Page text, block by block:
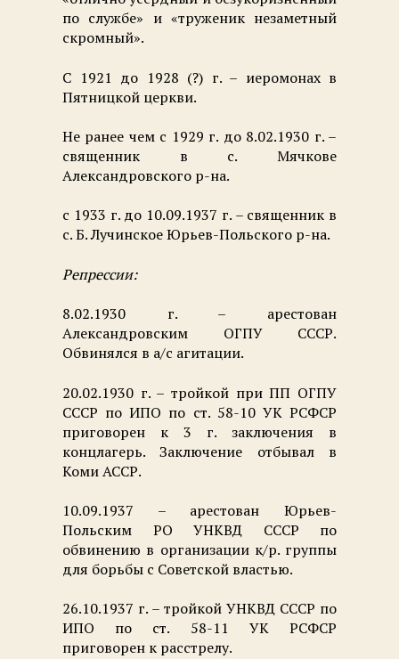
по службе» и «труженик незаметный
скромный».
С 1921 до 1928 (?) г. – иеромонах в
Пятницкой церкви.
Не ранее чем с 1929 г. до 8.02.1930 г. –
священник в с. Мячкове
Александровского р-на.
с 1933 г. до 10.09.1937 г. – священник в
с. Б. Лучинское Юрьев-Польского р-на.
Репрессии:
8.02.1930 г. – арестован
Александровским ОГПУ СССР.
Обвинялся в а/с агитации.
20.02.1930 г. – тройкой при ПП ОГПУ
СССР по ИПО по ст. 58-10 УК РСФСР
приговорен к 3 г. заключения в
концлагерь. Заключение отбывал в
Коми АССР.
10.09.1937 – арестован Юрьев-
Польским РО УНКВД СССР по
обвинению в организации к/р. группы
для борьбы с Советской властью.
26.10.1937 г. – тройкой УНКВД СССР по
ИПО по ст. 58-11 УК РСФСР
приговорен к расстрелу.